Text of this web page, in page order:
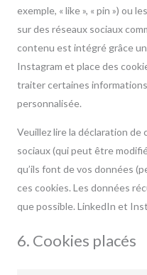
exemple, « like », « pin ») ou
sur des réseaux sociaux
contenu est intégré grâce
Instagram et place des
traiter certaines
personnalisée.
Veuillez lire la déclaration
sociaux (qui peut être
qu’ils font de vos données
ces cookies. Les données
que possible. LinkedIn et
6. Cookies placés